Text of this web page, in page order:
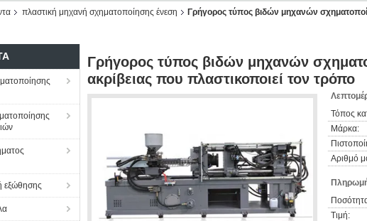
πλαστική μηχανή σχηματοποίησης ένεση Γρήγορος τύπος βιδών μηχανών
εξώθησης
Γρήγορος τύπος βιδών μηχανών
ακρίβειας που πλαστικοποιεί τον τρόπο
Τόπος
Μάρκα:
Αριθμό
Τιμή: